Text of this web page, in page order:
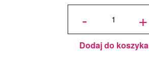
-
ilość
okrągły
Choinki
Ø 30
cm, h 1
cm - PC
+
Dodaj do koszyka